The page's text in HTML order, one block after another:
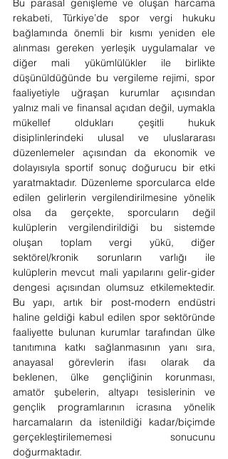
Bu parasal genişleme ve oluşan harcama
rekabeti, Türkiye’de spor vergi hukuku
bağlamında önemli bir kısmı yeniden ele
alınması gereken yerleşik uygulamalar ve
diğer mali yükümlülükler ile birlikte
düşünüldüğünde bu vergileme rejimi, spor
faaliyetiyle uğraşan kurumlar açısından
yalnız mali ve finansal açıdan değil, uymakla
mükellef oldukları çeşitli hukuk
disiplinlerindeki ulusal ve uluslararası
düzenlemeler açısından da ekonomik ve
dolayısıyla sportif sonuç doğurucu bir etki
yaratmaktadır. Düzenleme sporcularca elde
edilen gelirlerin vergilendirilmesine yönelik
olsa da gerçekte, sporcuların değil
kulüplerin vergilendirildiği bu sistemde
oluşan toplam vergi yükü, diğer
sektörel/kronik sorunların varlığı ile
kulüplerin mevcut mali yapılarını gelir-gider
dengesi açısından olumsuz etkilemektedir.
Bu yapı, artık bir post-modern endüstri
haline geldiği kabul edilen spor sektöründe
faaliyette bulunan kurumlar tarafından ülke
tanıtımına katkı sağlanmasının yanı sıra,
anayasal görevlerin ifası olarak da
beklenen, ülke gençliğinin korunması,
amatör şubelerin, altyapı tesislerinin ve
gençlik programlarının icrasına yönelik
harcamaların da istenildiği kadar/biçimde
gerçekleştirilememesi sonucunu
doğurmaktadır.